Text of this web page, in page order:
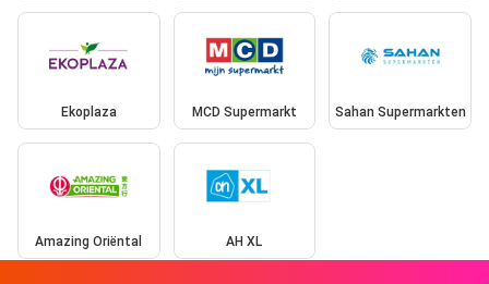
Ekoplaza MCD Supermarkt Sahan Supermarkten
Amazing Oriëntal AH XL